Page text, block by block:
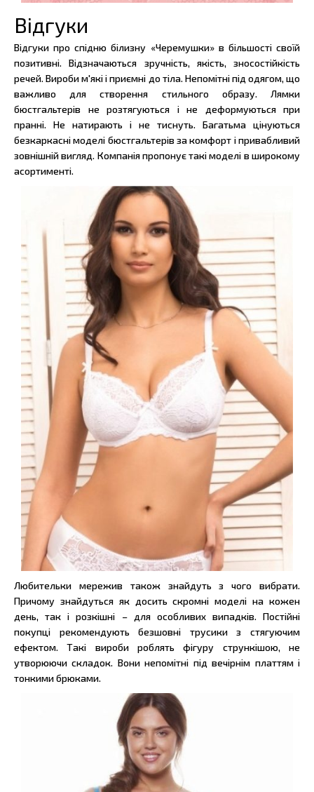
Відгуки
Відгуки про спідню білизну «Черемушки» в більшості своїй
позитивні. Відзначаються зручність, якість, зносостійкість
речей. Вироби м'які і приємні до тіла. Непомітні під одягом, що
важливо для створення стильного образу. Лямки
бюстгальтерів не розтягуються і не деформуються при
пранні. Не натирають і не тиснуть. Багатьма цінуються
безкаркасні моделі бюстгальтерів за комфорт і привабливий
зовнішній вигляд. Компанія пропонує такі моделі в широкому
асортименті.
Любительки мережив також знайдуть з чого вибрати.
Причому знайдуться як досить скромні моделі на кожен
день, так і розкішні – для особливих випадків. Постійні
покупці рекомендують безшовні трусики з стягуючим
ефектом. Такі вироби роблять фігуру стрункішою, не
утворюючи складок. Вони непомітні під вечірнім платтям і
тонкими брюками.